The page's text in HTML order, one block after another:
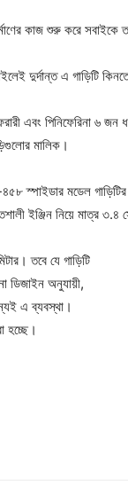
কাজ শুরু করে সবাইকে
দুর্দান্ত এ গাড়িটি
এবং পিনিফেরিনা ৬
মালিক।
স্পাইডার মডেল
ইঞ্জিন নিয়ে মাত্র ৩.৪
তবে যে গাড়িটি
ডিজাইন অনুযায়ী,
এ ব্যবস্থা।
হচ্ছে।